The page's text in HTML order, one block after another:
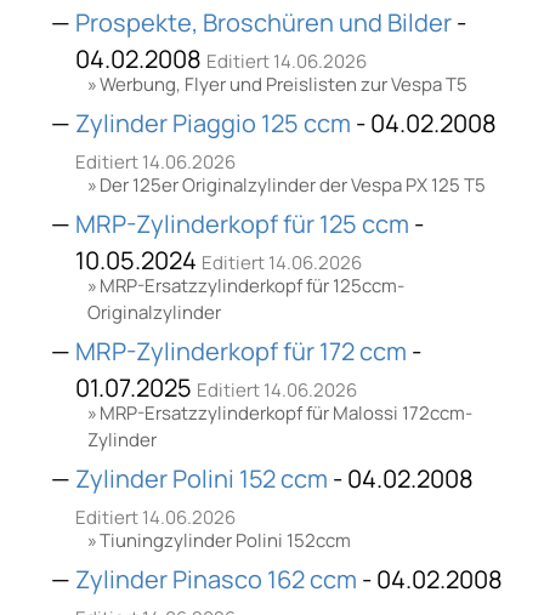
Prospekte, Broschüren und Bilder-
04.02.2008 Editiert 14.06.2026
Werbung, Flyer und Preislisten zur Vespa T5
Zylinder Piaggio 125 ccm - 04.02.2008
Editiert 14.06.2026
Der 125er Originalzylinder der Vespa PX 125 T5
MRP-Zylinderkopf für 125 ccm -
10.05.2024 Editiert 14.06.2026
MRP-Ersatzzylinderkopf für 125ccm-
Originalzylinder
MRP-Zylinderkopf für 172 ccm -
01.07.2025 Editiert 14.06.2026
MRP-Ersatzzylinderkopf für Malossi 172ccm-
Zylinder
Zylinder Polini 152 ccm - 04.02.2008
Editiert 14.06.2026
Tiuningzylinder Polini 152ccm
Zylinder Pinasco 162 ccm - 04.02.2008